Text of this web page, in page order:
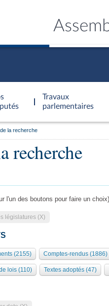
Travaux
parlementaires
Bureau Collège des
la recherche
recherche
l'un des boutons pour faire un choix)
législatures (X)
(2155) Comptes-rendus (1886)
lois (110) Textes adoptés (47)